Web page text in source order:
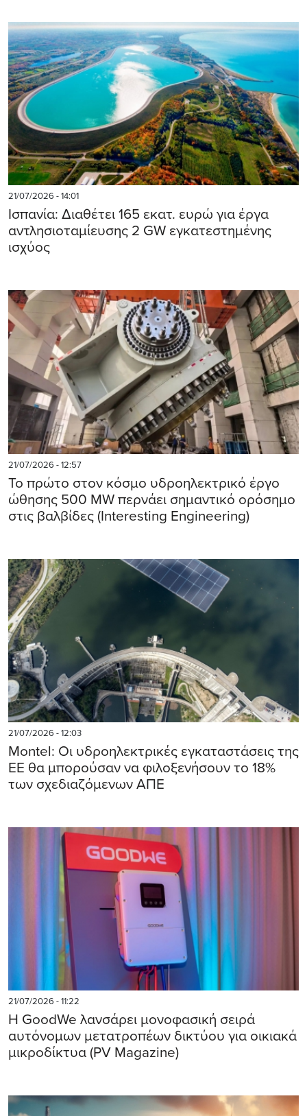
21/07/2026 - 14:01
Ισπανία: Διαθέτει 165 εκατ. ευρώ για έργα
αντλησιοταμίευσης 2 GW εγκατεστημένης
ισχύος
21/07/2026 - 12:57
Το πρώτο στον κόσμο υδροηλεκτρικό έργο
ώθησης 500 MW περνάει σημαντικό ορόσημο
στις βαλβίδες (Interesting Engineering)
21/07/2026 - 12:03
Montel: Οι υδροηλεκτρικές εγκαταστάσεις της
ΕΕ θα μπορούσαν να φιλοξενήσουν το 18%
των σχεδιαζόμενων ΑΠΕ
21/07/2026 - 11:22
Η GoodWe λανσάρει μονοφασική σειρά
αυτόνομων μετατροπέων δικτύου για οικιακά
μικροδίκτυα (PV Magazine)